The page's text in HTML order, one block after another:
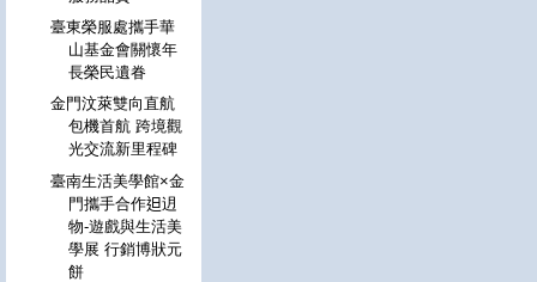
臺東榮服處攜手華
山基金會關懷年
長榮民遺眷
金門汶萊雙向直航
包機首航 跨境觀
光交流新里程碑
臺南生活美學館×金
門攜手合作𨑨迌
物-遊戲與生活美
學展 行銷博狀元
餅